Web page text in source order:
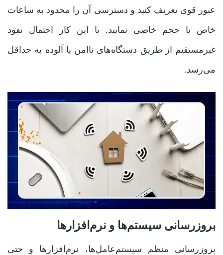
عبور قوی تعریف کنید و دسترسی آن را محدود به ساعات
خاص یا حجم خاصی نمایید. با این کار احتمال نفوذ
غیرمستقیم از طریق دستگاه‌های ناامن یا آلوده به حداقل
می‌رسد.
بروزرسانی سیستم‌ها و نرم‌افزارها
بروزرسانی منظم سیستم‌عامل‌ها، نرم‌افزارها و حتی